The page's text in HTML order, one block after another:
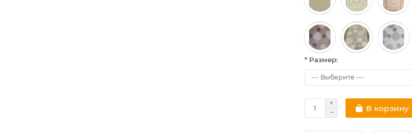
* Размер:
В корзину